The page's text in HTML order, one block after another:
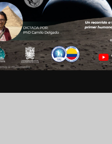
La Noche Yuri
Ver